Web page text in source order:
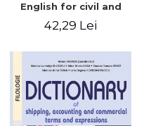
English for civil and
42,29 Lei